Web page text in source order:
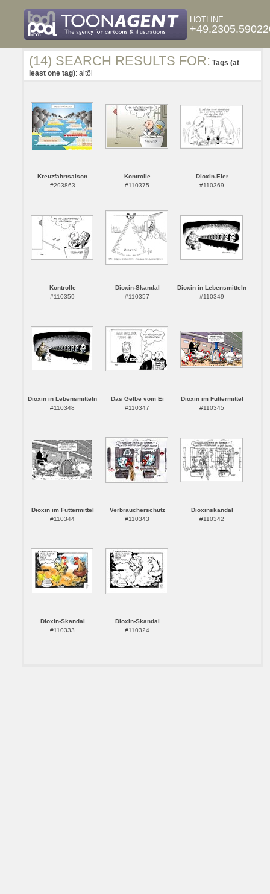
HOTLINE
(14) SEARCH RESULTS FOR: Tags (at
least one tag): altöl
Kreuzfahrtsaison
#293863
Kontrolle
#110375
Dioxin-Eier
#110369
Kontrolle
#110359
Dioxin-Skandal
#110357
Dioxin in Lebensmitteln
#110349
Dioxin in Lebensmitteln
#110348
Das Gelbe vom Ei
#110347
Dioxin im Futtermittel
#110345
Dioxin im Futtermittel
#110344
Verbraucherschutz
#110343
Dioxinskandal
#110342
Dioxin-Skandal
#110333
Dioxin-Skandal
#110324